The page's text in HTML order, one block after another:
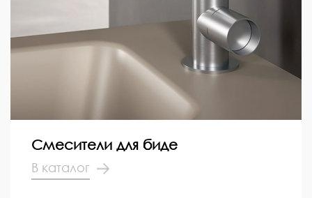
Смесители для биде
В каталог